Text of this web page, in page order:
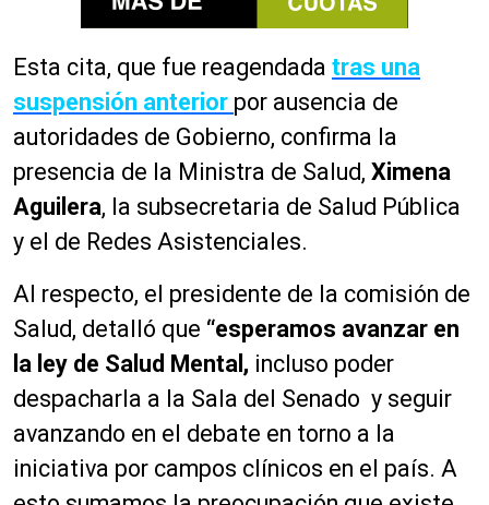
Esta cita, que fue reagendada tras una
suspensión anterior por ausencia de
autoridades de Gobierno, confirma la
presencia de la Ministra de Salud, Ximena
Aguilera, la subsecretaria de Salud Pública
y el de Redes Asistenciales.
Al respecto, el presidente de la comisión de
Salud, detalló que “esperamos avanzar en
la ley de Salud Mental, incluso poder
despacharla a la Sala del Senado y seguir
avanzando en el debate en torno a la
iniciativa por campos clínicos en el país. A